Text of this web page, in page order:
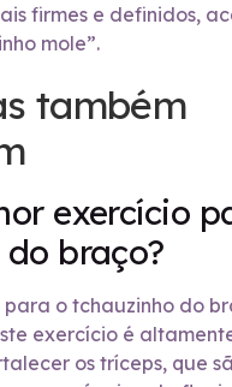
firmes e definidos,
mole”.
também
exercício
braço?
o tchauzinho do
exercício é
os tríceps, que